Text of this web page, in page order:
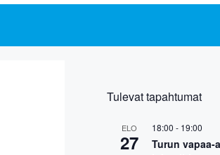
Tulevat tapahtumat
ELO
27
18:00 - 19:00
Turun